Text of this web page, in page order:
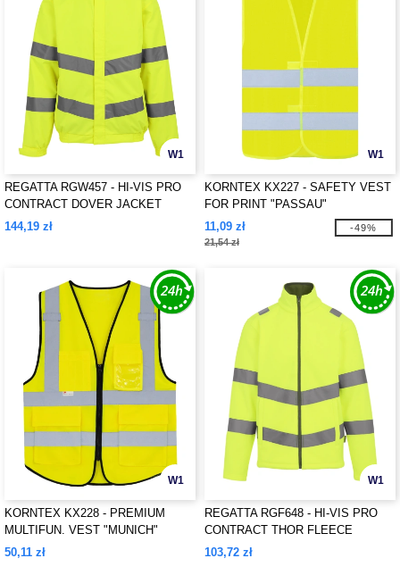
W1
REGATTA RGW457 - HI-VIS PRO
CONTRACT DOVER JACKET
144,19 zł
W1
KORNTEX KX227 - SAFETY VEST
FOR PRINT "PASSAU"
11,09 zł
21,54 zł
-49%
W1
KORNTEX KX228 - PREMIUM
MULTIFUN. VEST "MUNICH"
50,11 zł
W1
REGATTA RGF648 - HI-VIS PRO
CONTRACT THOR FLEECE
103,72 zł